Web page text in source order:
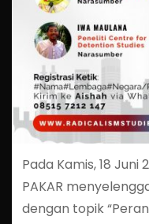
Pada Kamis, 18 Juni
PAKAR
dengan topik